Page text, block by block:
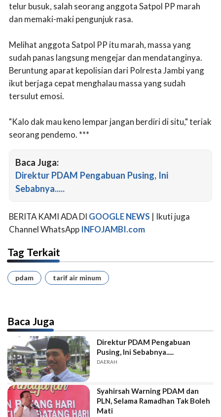
telur busuk, salah seorang anggota Satpol PP marah
dan memaki-maki pengunjuk rasa.
Melihat anggota Satpol PP itu marah, massa yang
sudah panas langsung mengejar dan mendatanginya.
Beruntung aparat kepolisian dari Polresta Jambi yang
ikut berjaga cepat menghalau massa yang sudah
tersulut emosi.
"Kalo dak mau keno lempar jangan berdiri di situ," teriak
seorang pendemo. ***
Baca Juga:
Direktur PDAM Pengabuan Pusing, Ini
Sebabnya.....
BERITA KAMI ADA DI GOOGLE NEWS | Ikuti juga
Channel WhatsApp INFOJAMBI.com
Tag Terkait
pdam tarif air minum
Baca Juga
Direktur PDAM Pengabuan
Pusing, Ini Sebabnya.....
DAERAH
Syahirsah Warning PDAM dan
PLN, Selama Ramadhan Tak Boleh
Mati